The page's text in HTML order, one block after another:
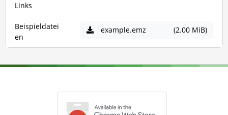
Links
Beispieldatei
en
example.emz (2.00 MiB)